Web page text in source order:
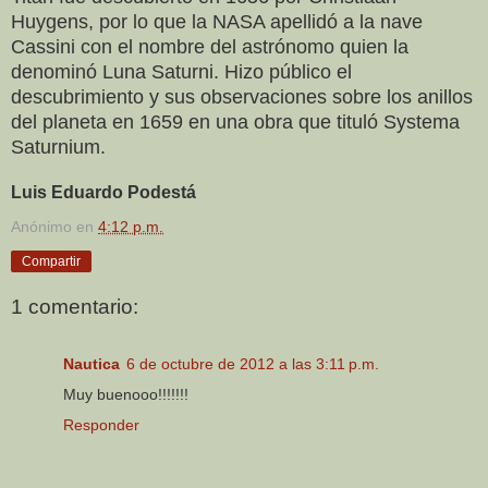
Huygens, por lo que la NASA apellidó a la nave
Cassini con el nombre del astrónomo quien la
denominó Luna Saturni. Hizo público el
descubrimiento y sus observaciones sobre los anillos
del planeta en 1659 en una obra que tituló Systema
Saturnium.
Luis Eduardo Podestá
Anónimo en 4:12 p.m.
Compartir
1 comentario:
Nautica 6 de octubre de 2012 a las 3:11 p.m.
Muy buenooo!!!!!!!
Responder